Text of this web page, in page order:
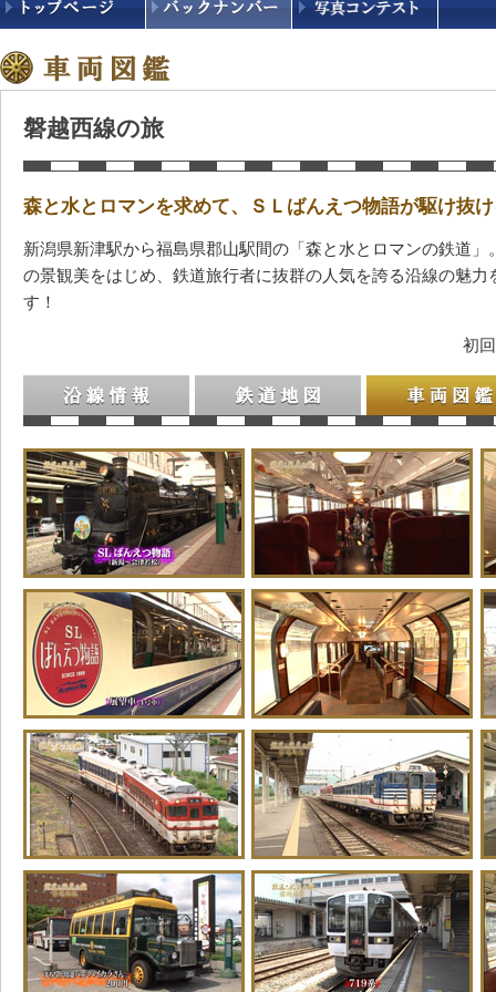
磐越西線の旅
森と水とロマンを求めて、ＳＬばんえつ物語が駆け抜
新潟県新津駅から福島県郡山駅間の「森と水とロマンの鉄道
の景観美をはじめ、鉄道旅行者に抜群の人気を誇る沿線の魅
す！
初
沿線情報 鉄道地図 車両図鑑